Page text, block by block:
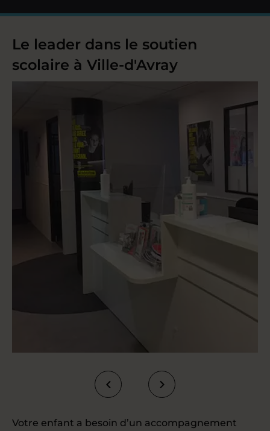
Le leader dans le soutien
scolaire à Ville-d'Avray
Votre enfant a besoin d’un accompagnement